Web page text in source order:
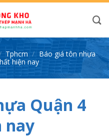
Tphcm / Báo giá tôn nhựa
hiện nay
Quận 4
nay